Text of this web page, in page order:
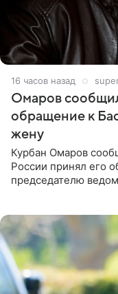
16 часов назад
Омаров
обращение к
жену
Курбан Омаров
России принял его
председателю